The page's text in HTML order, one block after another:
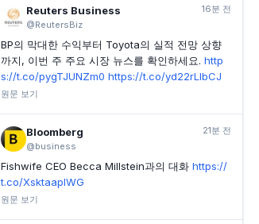
Reuters Business
@ReutersBiz
16분 전
BP의 막대한 수익부터 Toyota의 실적 전망 상향
까지, 이번 주 주요 시장 뉴스를 확인하세요. http
s://t.co/pygTJUNZm0 https://t.co/yd22rLlbCJ
원문 보기
Bloomberg
@business
21분 전
Fishwife CEO Becca Millstein과의 대화 https://
t.co/XsktaaplWG
원문 보기